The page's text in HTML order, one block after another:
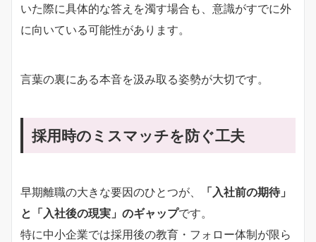
いた際に具体的な答えを濁す場合も、意識がすでに外
に向いている可能性があります。
言葉の裏にある本音を汲み取る姿勢が大切です。
採用時のミスマッチを防ぐ工夫
早期離職の大きな要因のひとつが、
「入社前の期待」
と「入社後の現実」のギャップです。
特に中小企業では採用後の教育・フォロー体制が限ら